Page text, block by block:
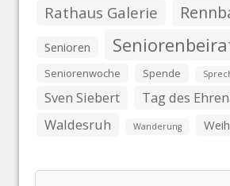
Rathaus Galerie
Senioren
Seniorenwoche Spende
Sven Siebert
Tag des
Waldesruh
Wanderung